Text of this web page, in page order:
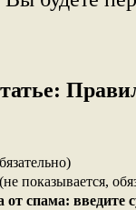
(не показывается,
от спама: введите